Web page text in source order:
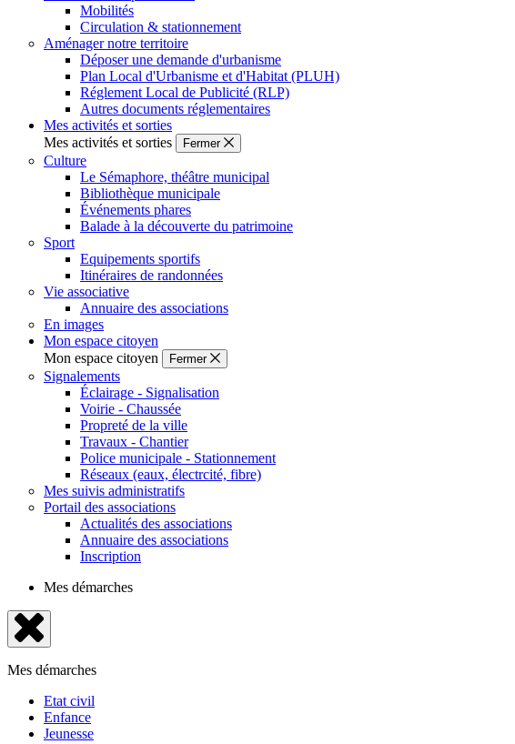
Mobilités
Circulation & stationnement
Aménager notre territoire
Déposer une demande d'urbanisme
Plan Local d'Urbanisme et d'Habitat (PLUH)
Réglement Local de Publicité (RLP)
Autres documents réglementaires
Mes activités et sorties
Mes activités et sorties
Fermer
Culture
Le Sémaphore, théâtre municipal
Bibliothèque municipale
Événements phares
Balade à la découverte du patrimoine
Sport
Equipements sportifs
Itinéraires de randonnées
Vie associative
Annuaire des associations
En images
Mon espace citoyen
Mon espace citoyen
Fermer
Signalements
Éclairage - Signalisation
Voirie - Chaussée
Propreté de la ville
Travaux - Chantier
Police municipale - Stationnement
Réseaux (eaux, électrcité, fibre)
Mes suivis administratifs
Portail des associations
Actualités des associations
Annuaire des associations
Inscription
Mes démarches
Fermer
le
menu
Mes démarches
Etat civil
Enfance
Jeunesse